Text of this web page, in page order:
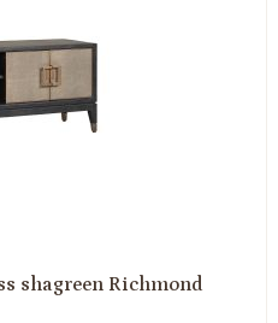
shagreen Richmond